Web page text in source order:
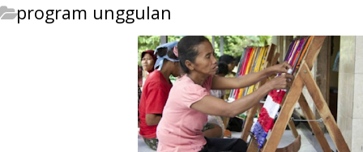
program unggulan